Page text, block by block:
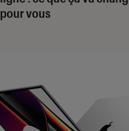
pour vous